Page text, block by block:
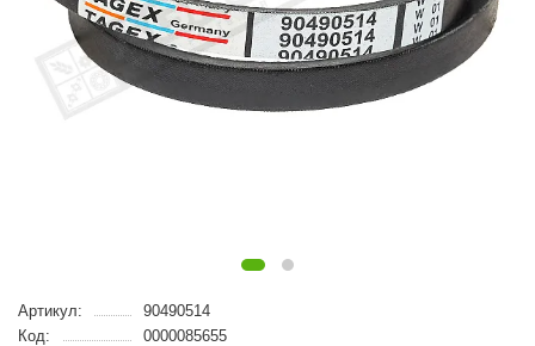
Артикул:
90490514
Код:
0000085655